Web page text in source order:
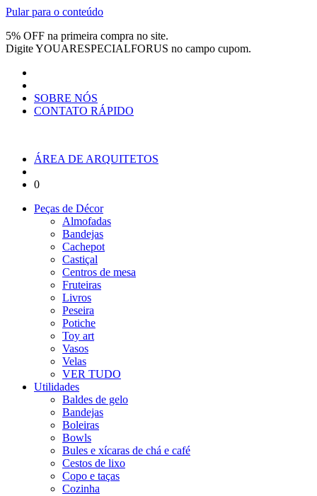
Pular para o conteúdo
5% OFF na primeira compra no site.
DigiteYOUARESPECIALFORUS no campo cupom.
SOBRE NÓS
CONTATO RÁPIDO
ÁREA DE ARQUITETOS
0
Peças de Décor
Almofadas
Bandejas
Cachepot
Castiçal
Centros de mesa
Fruteiras
Livros
Peseira
Potiche
Toy art
Vasos
Velas
VER TUDO
Utilidades
Baldes de gelo
Bandejas
Boleiras
Bowls
Bules e xícaras de chá e café
Cestos de lixo
Copo e taças
Cozinha